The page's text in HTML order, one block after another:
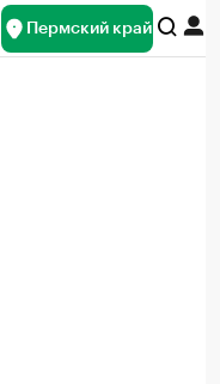
Пермский край